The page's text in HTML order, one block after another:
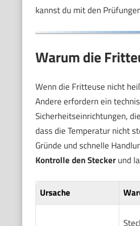
kannst du mit den
Warum die
Wenn die Fritteuse nicht
Andere erfordern ein
Sicherheitseinrichtungen,
dass die Temperatur nicht
Gründe und schnelle
Kontrolle den Steckerund
Ursache